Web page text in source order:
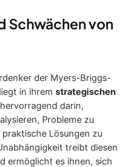
Schwächen von
der Myers-Briggs-
in ihrem strategischen
darin,
Probleme zu
Lösungen zu
treibt diesen
ermöglicht es ihnen, sich